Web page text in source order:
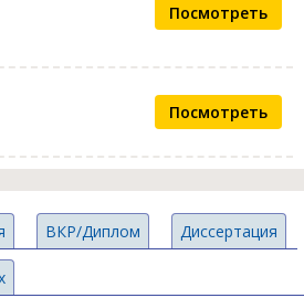
Посмотреть
Посмотреть
ВКР/Диплом Диссертация